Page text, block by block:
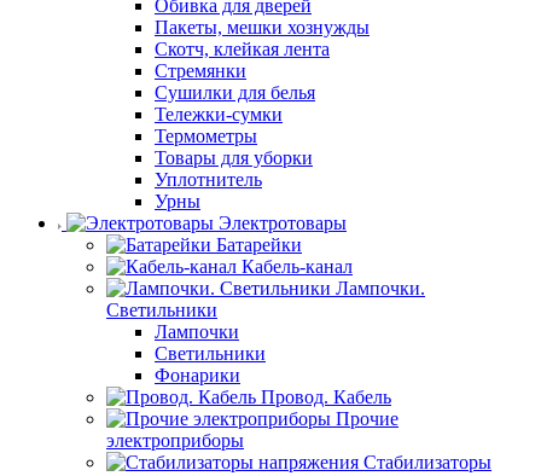
Обивка для дверей
Пакеты, мешки хознужды
Скотч, клейкая лента
Стремянки
Сушилки для белья
Тележки-сумки
Термометры
Товары для уборки
Уплотнитель
Урны
Электротовары
Батарейки
Кабель-канал
Лампочки.
Светильники
Лампочки
Светильники
Фонарики
Провод. Кабель
Прочие
электроприборы
Стабилизаторы